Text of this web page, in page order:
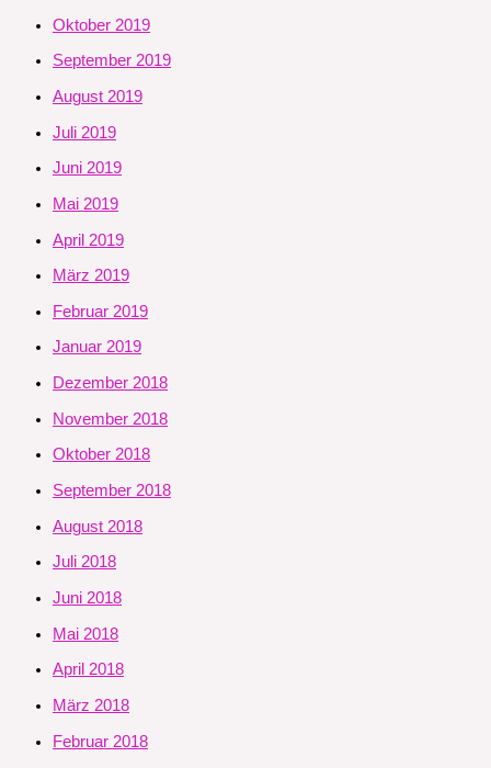
Oktober 2019
September 2019
August 2019
Juli 2019
Juni 2019
Mai 2019
April 2019
März 2019
Februar 2019
Januar 2019
Dezember 2018
November 2018
Oktober 2018
September 2018
August 2018
Juli 2018
Juni 2018
Mai 2018
April 2018
März 2018
Februar 2018